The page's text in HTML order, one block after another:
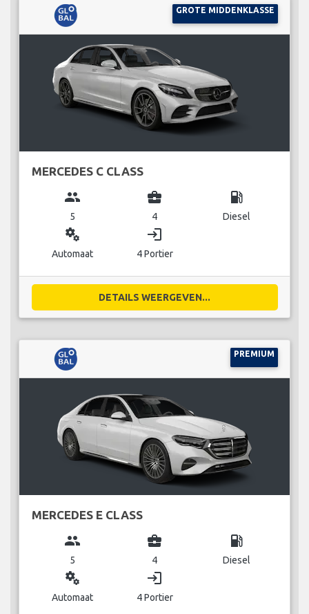
GROTE MIDDENKLASSE
MERCEDES C CLASS
group
5
business_center
4
local_gas_station
Diesel
miscellaneous_services
Automaat
login
4 Portier
DETAILS WEERGEVEN...
PREMIUM
MERCEDES E CLASS
group
5
business_center
4
local_gas_station
Diesel
miscellaneous_services
Automaat
login
4 Portier